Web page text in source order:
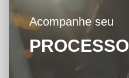
Acompanhe seu
PROCESSO